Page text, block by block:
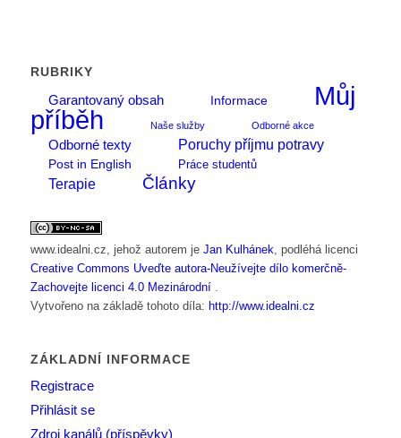
RUBRIKY
Garantovaný obsah
Informace
Můj
příběh
Naše služby Odborné akce
Odborné texty Poruchy příjmu potravy
Post in English Práce studentů
Terapie Články
www.idealni.cz , jehož autorem je Jan Kulhánek , podléhá licenci
Creative Commons Uveďte autora-Neužívejte dílo komerčně-
Zachovejte licenci 4.0 Mezinárodní
Vytvořeno na základě tohoto díla: http://www.idealni.cz
ZÁKLADNÍ INFORMACE
Registrace
Přihlásit se
Zdroj kanálů (příspěvky)